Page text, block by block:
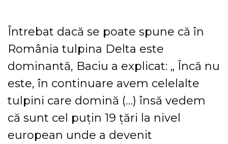
Întrebat dacă se poate spune că în
România tulpina Delta este
dominantă, Baciu a explicat: „ Încă nu
este, în continuare avem celelalte
tulpini care domină (…) însă vedem
că sunt cel puţin 19 ţări la nivel
european unde a devenit